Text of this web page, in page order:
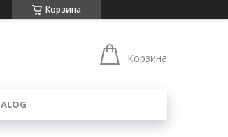
Корзина
Корзина